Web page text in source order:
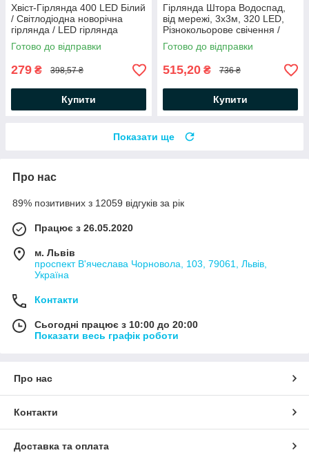
Хвіст-Гірлянда 400 LED Білий
/ Світлодіодна новорічна
гірлянда / LED гірлянда
Готово до відправки
279 ₴ 398,57 ₴
Купити
Гірлянда Штора Водоспад,
від мережі, 3х3м, 320 LED,
Різнокольорове свічення /
Новорічна гірлянда на вікно
Готово до відправки
515,20 ₴ 736 ₴
Купити
Показати ще
Про нас
89% позитивних з 12059 відгуків за рік
Працює з 26.05.2020
м. Львів
проспект В'ячеслава Чорновола, 103, 79061, Львів,
Україна
Контакти
Сьогодні працює з 10:00 до 20:00
Показати весь графік роботи
Про нас
Контакти
Доставка та оплата